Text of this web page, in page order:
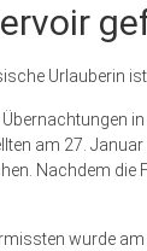
Urlauberin
Übernachtungen
am 27.
Nachdem die
wurde